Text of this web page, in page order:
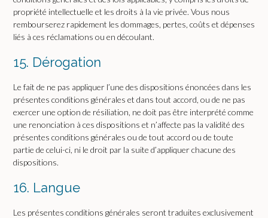
propriété intellectuelle et les droits à la vie privée. Vous nous
rembourserez rapidement les dommages, pertes, coûts et dépenses
liés à ces réclamations ou en découlant.
15. Dérogation
Le fait de ne pas appliquer l’une des dispositions énoncées dans les
présentes conditions générales et dans tout accord, ou de ne pas
exercer une option de résiliation, ne doit pas être interprété comme
une renonciation à ces dispositions et n’affecte pas la validité des
présentes conditions générales ou de tout accord ou de toute
partie de celui-ci, ni le droit par la suite d’appliquer chacune des
dispositions.
16. Langue
Les présentes conditions générales seront traduites exclusivement